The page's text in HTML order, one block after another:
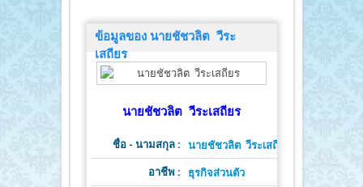
ข้อมูลของ นายชัชวลิต วีระ
เสถียร
นายชัชวลิต วีระเสถียร
ชื่อ - นามสกุล : นายชัชวลิต วีระเสถียร
อาชีพ : ธุรกิจส่วนตัว